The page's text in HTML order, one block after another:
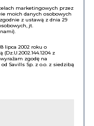
marketingowych przez
moich danych osobowych
z ustawą z dnia 29
jt.
lipca 2002 roku o
z
zgodę na
Savills Sp. z o.o. z siedzibą